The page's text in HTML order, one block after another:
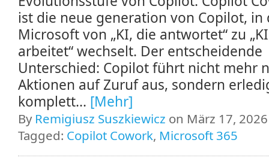
ist die neue generation von Copilot, in
Microsoft von „KI, die antwortet“ zu
arbeitet“ wechselt. Der entscheidende
Unterschied: Copilot führt nicht mehr
Aktionen auf Zuruf aus, sondern
komplett... [Mehr]
By Remigiusz Suszkiewicz on März 17,
Tagged: Copilot Cowork, Microsoft 365